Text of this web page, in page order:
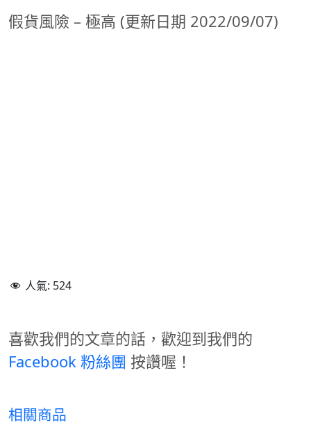
假貨風險 – 極高 (更新日期 2022/09/07)
人氣: 524
喜歡我們的文章的話，歡迎到我們的
Facebook 粉絲團 按讚喔！
相關商品